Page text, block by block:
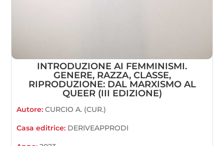
INTRODUZIONE AI FEMMINISMI.
GENERE, RAZZA, CLASSE,
RIPRODUZIONE: DAL MARXISMO AL
QUEER (III EDIZIONE)
Autore:CURCIO A. (CUR.)
Casa editrice: DERIVEAPPRODI